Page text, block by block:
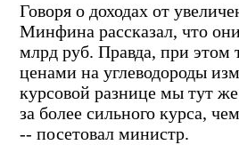
Говоря о доходах от
Минфина рассказал, что
млрд руб. Правда, при этом
ценами на углеводороды
курсовой разнице мы тут
за более сильного курса,
-- посетовал министр.